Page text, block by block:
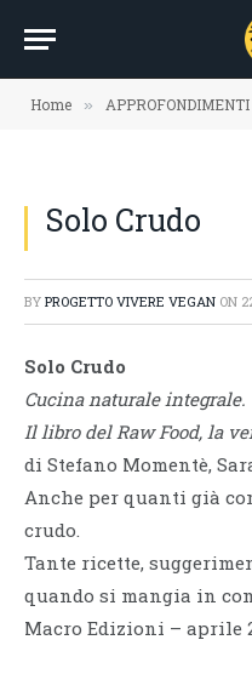
Home » APPROFONDIMENTI
Solo Crudo
BY PROGETTO VIVERE VEGAN ON
Solo Crudo
Cucina naturale integrale.
Il libro del Raw Food, la
di Stefano Momentè,
Anche per quanti già
crudo.
Tante ricette,
quando si mangia in
Macro Edizioni – aprile